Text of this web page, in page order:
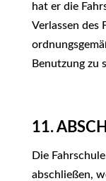
hat er die
Verlassen des
Benutzung zu
11.
Die
abschließen,